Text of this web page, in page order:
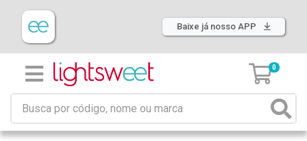
Baixe já nosso APP
0